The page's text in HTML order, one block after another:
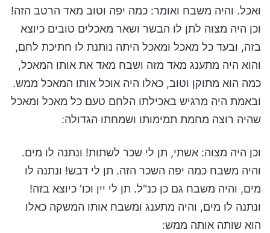
ואכל. והיה משבח ואומר: כמה יפה וטוב מאד הרטב הזה!
וכן היה מצוה לתן לו הבשר ושאר מאכלים טובים כיוצא
בזה, ובעד כל מאכל ומאכל היתה נותנת לו חתיכת לחם,
והוא היה מתענג מאד מזה ושבח מאד את אותו המאכל,
כמה הוא מתוקן וטוב, כאלו היה אוכל אותו המאכל ממש.
ובאמת היה מרגיש באכילתו הלחם טעם כל מאכל ומאכל
שהיה רוצה מחמת תמימותו ושמחתו הגדולה:
וכן היה מצוה: אשתי, תן לי שכר לשתות! ונתנה לו מים.
והיה משבח כמה יפה השכר הזה. תן לי דבש! ונתנה לו
מים, והיה משבח גם כן כנ"ל. תן לי יין וכו' כיוצא בזה!
ונתנה לו מים, והיה מתענג ומשבח אותו המשקה כאלו
הוא שותה אותה ממש: